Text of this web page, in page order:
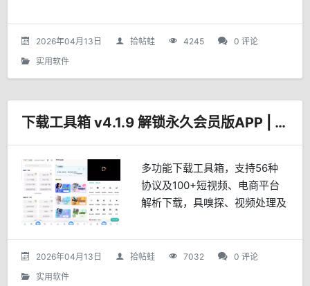
2026年04月13日 拾帖蛙 4245
0 评论
实用软件
下载工具箱 v4.1.9 解锁永久会员版APP | 东明
多功能下载工具箱，支持56种
协议及100+短视频、电商平台
解析下载，具嗅探、视频处理及
去更新。
2026年04月13日 拾帖蛙 7032
0 评论
实用软件